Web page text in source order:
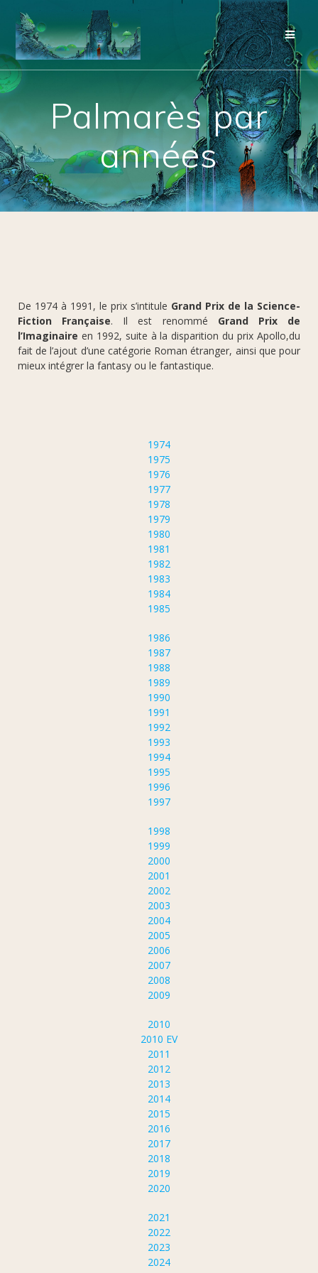
Palmarès par
années
De 1974 à 1991, le prix s’intitule Grand Prix de la Science-
Fiction Française. Il est renommé Grand Prix de
l’Imaginaire en 1992, suite à la disparition du prix Apollo,du
fait de l’ajout d’une catégorie Roman étranger, ainsi que pour
mieux intégrer la fantasy ou le fantastique.
1974
1975
1976
1977
1978
1979
1980
1981
1982
1983
1984
1985
1986
1987
1988
1989
1990
1991
1992
1993
1994
1995
1996
1997
1998
1999
2000
2001
2002
2003
2004
2005
2006
2007
2008
2009
2010
2010 EV
2011
2012
2013
2014
2015
2016
2017
2018
2019
2020
2021
2022
2023
2024